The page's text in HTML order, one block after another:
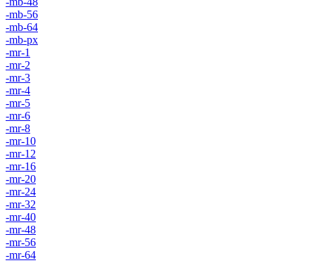
-mb-56
-mb-64
-mb-px
-mr-1
-mr-2
-mr-3
-mr-4
-mr-5
-mr-6
-mr-8
-mr-10
-mr-12
-mr-16
-mr-20
-mr-24
-mr-32
-mr-40
-mr-48
-mr-56
-mr-64